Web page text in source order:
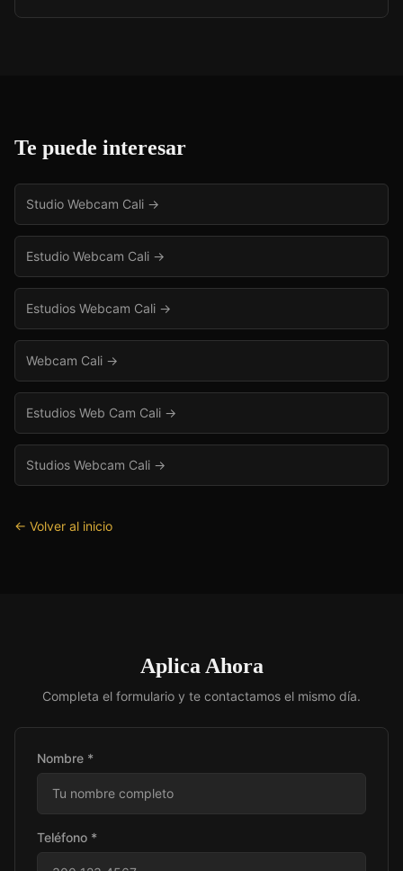
Te puede interesar
Studio Webcam Cali →
Estudio Webcam Cali →
Estudios Webcam Cali →
Webcam Cali →
Estudios Web Cam Cali →
Studios Webcam Cali →
← Volver al inicio
Aplica Ahora
Completa el formulario y te contactamos el mismo día.
Nombre *
Teléfono *